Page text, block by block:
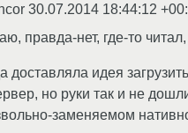
30.07.2014 18:44:12
правда-нет, где-то
доставляла идея
но руки так и не
заменяемом